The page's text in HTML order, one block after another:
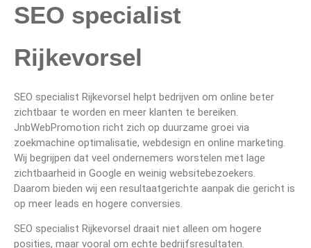
SEO specialist
Rijkevorsel
SEO specialist Rijkevorsel helpt bedrijven om online beter
zichtbaar te worden en meer klanten te bereiken.
JnbWebPromotion richt zich op duurzame groei via
zoekmachine optimalisatie, webdesign en online marketing.
Wij begrijpen dat veel ondernemers worstelen met lage
zichtbaarheid in Google en weinig websitebezoekers.
Daarom bieden wij een resultaatgerichte aanpak die gericht is
op meer leads en hogere conversies.
SEO specialist Rijkevorsel draait niet alleen om hogere
posities, maar vooral om echte bedrijfsresultaten.